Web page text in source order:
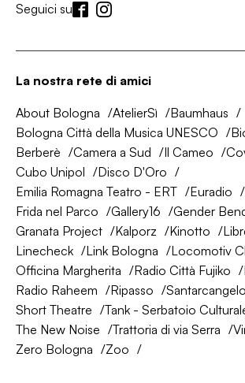
Seguici su
La nostra rete di amici
About Bologna AtelierSì
Baumhaus
Bologna Città della Musica UNESCO
Berberè
Camera a Sud Il Cameo
Cubo Unipol
Disco D'Oro
Emilia Romagna Teatro - ERT
Euradio
Frida nel Parco
Gallery16
Gender
Granata Project
Kalporz Kinotto
Linecheck
Link Bologna Locomotiv
Officina Margherita
Radio Città Fujiko
Radio Raheem
Ripasso
Short Theatre
Tank - Serbatoio
The New Noise
Trattoria di via Serra
Zero Bologna
Zoo